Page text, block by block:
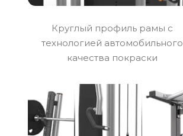
Круглый профиль рамы с
технологией автомобильного
качества покраски